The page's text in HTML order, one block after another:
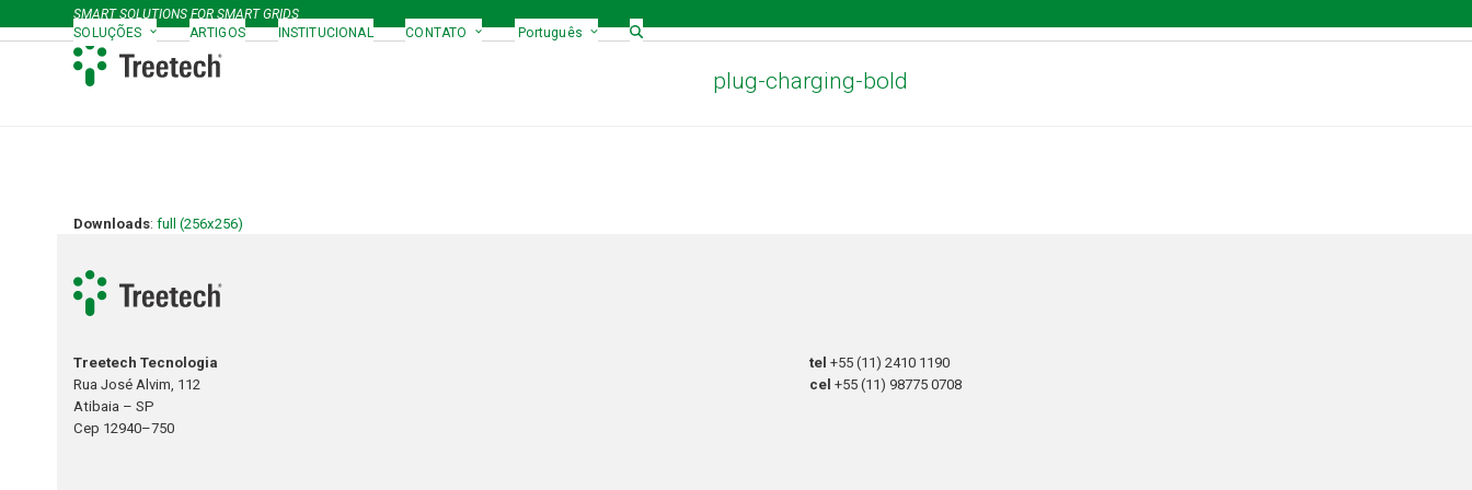
to
SMART SOLUTIONS FOR SMART GRIDS
SOLUÇÕES
ARTIGOS INSTITUCIONAL CONTATO Português
plug-charging-bold
Downloads:full (256x256)
Treetech Tecnologia
Rua José Alvim, 112
Atibaia – SP
Cep 12940–750
tel+55 (11) 2410 1190
cel+55 (11) 98775 0708